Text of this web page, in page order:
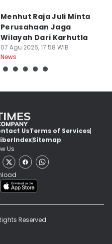
Menhut Raja Juli Minta
Perusahaan Jaga
Wilayah Dari Karhutla
07 Agu 2026, 17:58 WIB
News
UsTerms of Services
IndexSitemap
Us
Reserved.